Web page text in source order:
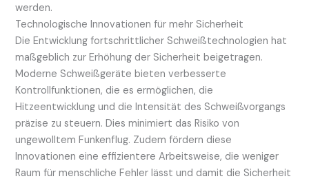
werden.
Technologische Innovationen für mehr Sicherheit
Die Entwicklung fortschrittlicher Schweißtechnologien hat
maßgeblich zur Erhöhung der Sicherheit beigetragen.
Moderne Schweißgeräte bieten verbesserte
Kontrollfunktionen, die es ermöglichen, die
Hitzeentwicklung und die Intensität des Schweißvorgangs
präzise zu steuern. Dies minimiert das Risiko von
ungewolltem Funkenflug. Zudem fördern diese
Innovationen eine effizientere Arbeitsweise, die weniger
Raum für menschliche Fehler lässt und damit die Sicherheit